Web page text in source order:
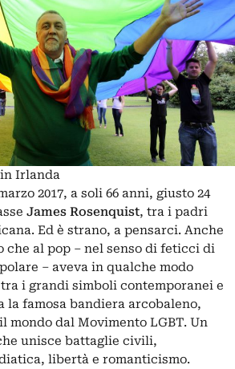
Irlanda
2017, a soli 66 anni, giusto 24
James Rosenquist, tra i padri
Ed è strano, a pensarci. Anche
che al pop – nel senso di feticci di
– aveva in qualche modo
i grandi simboli contemporanei e
la famosa bandiera arcobaleno,
mondo dal Movimento LGBT. Un
unisce battaglie civili,
libertà e romanticismo.